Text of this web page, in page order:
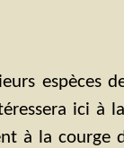
espèces
ici à
à la courge